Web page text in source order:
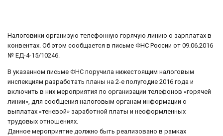
Налоговики организую телефонную горячую линию о зарплатах в
конвентах. Об этом сообщается в письме ФНС России от 09.06.2016
№ ЕД-4-15/10246.
В указанном письме ФНС поручила нижестоящим налоговым
инспекциям разработать планы на 2-е полугодие 2016 года и
включить в них мероприятия по организации телефонов «горячей
линии», для сообщения налоговым органам информации о
выплатах «теневой» заработной платы и неоформленных
трудовых отношениях.
Данное мероприятие должно быть реализовано в рамках